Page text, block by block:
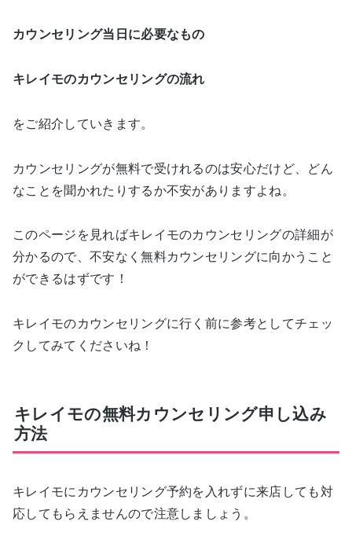
カウンセリング当日に必要なもの
キレイモのカウンセリングの流れ
をご紹介していきます。
カウンセリングが無料で受けれるのは安心だけど、どん
なことを聞かれたりするか不安がありますよね。
このページを見ればキレイモのカウンセリングの詳細が
分かるので、不安なく無料カウンセリングに向かうこと
ができるはずです！
キレイモのカウンセリングに行く前に参考としてチェッ
クしてみてくださいね！
キレイモの無料カウンセリング申し込み
方法
キレイモにカウンセリング予約を入れずに来店しても対
応してもらえませんので注意しましょう。